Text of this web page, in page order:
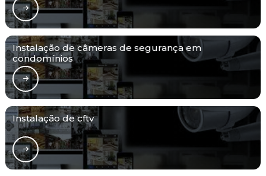
Instalação de câmeras de segurança em
condomínios
Instalação de cftv